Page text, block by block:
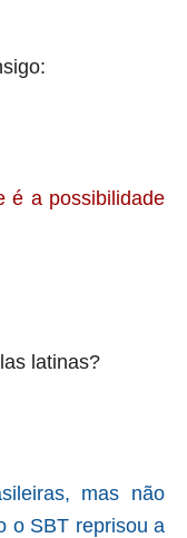
é a possibilidade
latinas?
mas não
o SBT reprisou a